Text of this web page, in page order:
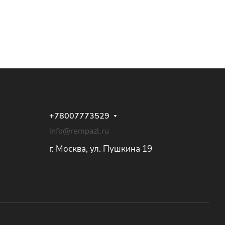
+78007773529
info@rempazl.ru
г. Москва, ул. Пушкина 19